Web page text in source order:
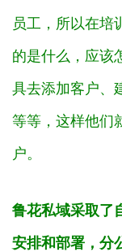
员工，所以在培
的是什么，应该
具去添加客户、
等等，这样他们
户。
鲁花私域采取了
安排和部署，分